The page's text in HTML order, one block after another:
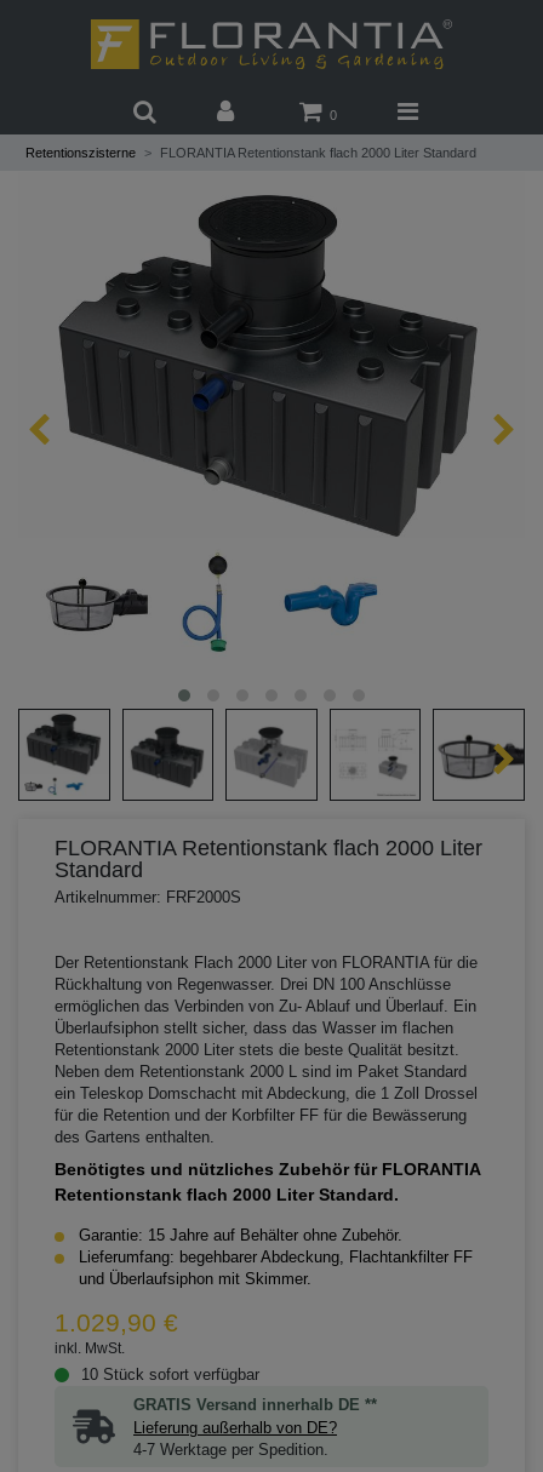
0
Retentionszisterne FLORANTIA Retentionstank flach 2000 Liter Standard
FLORANTIA Retentionstank flach 2000 Liter
Standard
Artikelnummer: FRF2000S
Der Retentionstank Flach 2000 Liter von FLORANTIA für die
Rückhaltung von Regenwasser. Drei DN 100 Anschlüsse
ermöglichen das Verbinden von Zu- Ablauf und Überlauf. Ein
Überlaufsiphon stellt sicher, dass das Wasser im flachen
Retentionstank 2000 Liter stets die beste Qualität besitzt.
Neben dem Retentionstank 2000 L sind im Paket Standard
ein Teleskop Domschacht mit Abdeckung, die 1 Zoll Drossel
für die Retention und der Korbfilter FF für die Bewässerung
des Gartens enthalten.
Benötigtes und nützliches Zubehör für FLORANTIA
Retentionstank flach 2000 Liter Standard.
Garantie: 15 Jahre auf Behälter ohne Zubehör.
Lieferumfang: begehbarer Abdeckung, Flachtankfilter FF
und Überlaufsiphon mit Skimmer.
1.029,90 €
inkl. MwSt.
10 Stück sofort verfügbar
GRATIS Versand innerhalb DE **
Lieferung außerhalb von DE?
4-7 Werktage per Spedition.